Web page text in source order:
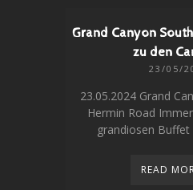
Grand Canyon
zu den
23/05/
23.05.2024 Grand
Hermin Road
grandiosen Buffet
READ